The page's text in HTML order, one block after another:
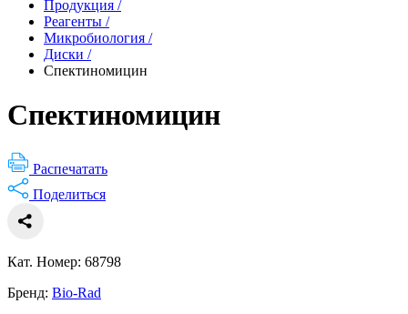
Продукция /
Реагенты /
Микробиология /
Диски /
Спектиномицин
Спектиномицин
Распечатать
Поделиться
Кат. Номер: 68798
Бренд: Bio-Rad